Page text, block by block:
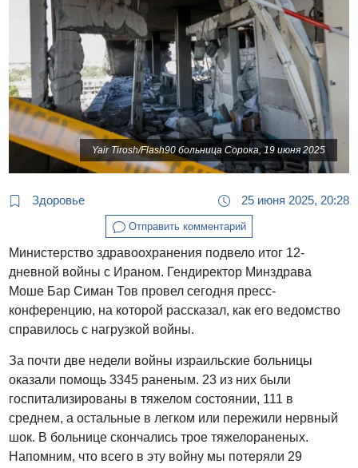
Yair Tirosh/Flash90 больница Сорока, 19 июня 2025
Здоровье 25 июня 2025, 20:28
Отправить комментарий
Министерство здравоохранения подвело итог 12-
дневной войны с Ираном. Гендиректор Минздрава
Моше Бар Симан Тов провел сегодня пресс-
конференцию, на которой рассказал, как его ведомство
справилось с нагрузкой войны.
За почти две недели войны израильские больницы
оказали помощь 3345 раненым. 23 из них были
госпитализированы в тяжелом состоянии, 111 в
среднем, а остальные в легком или пережили нервный
шок. В больнице скончались трое тяжелораненых.
Напомним, что всего в эту войну мы потеряли 29